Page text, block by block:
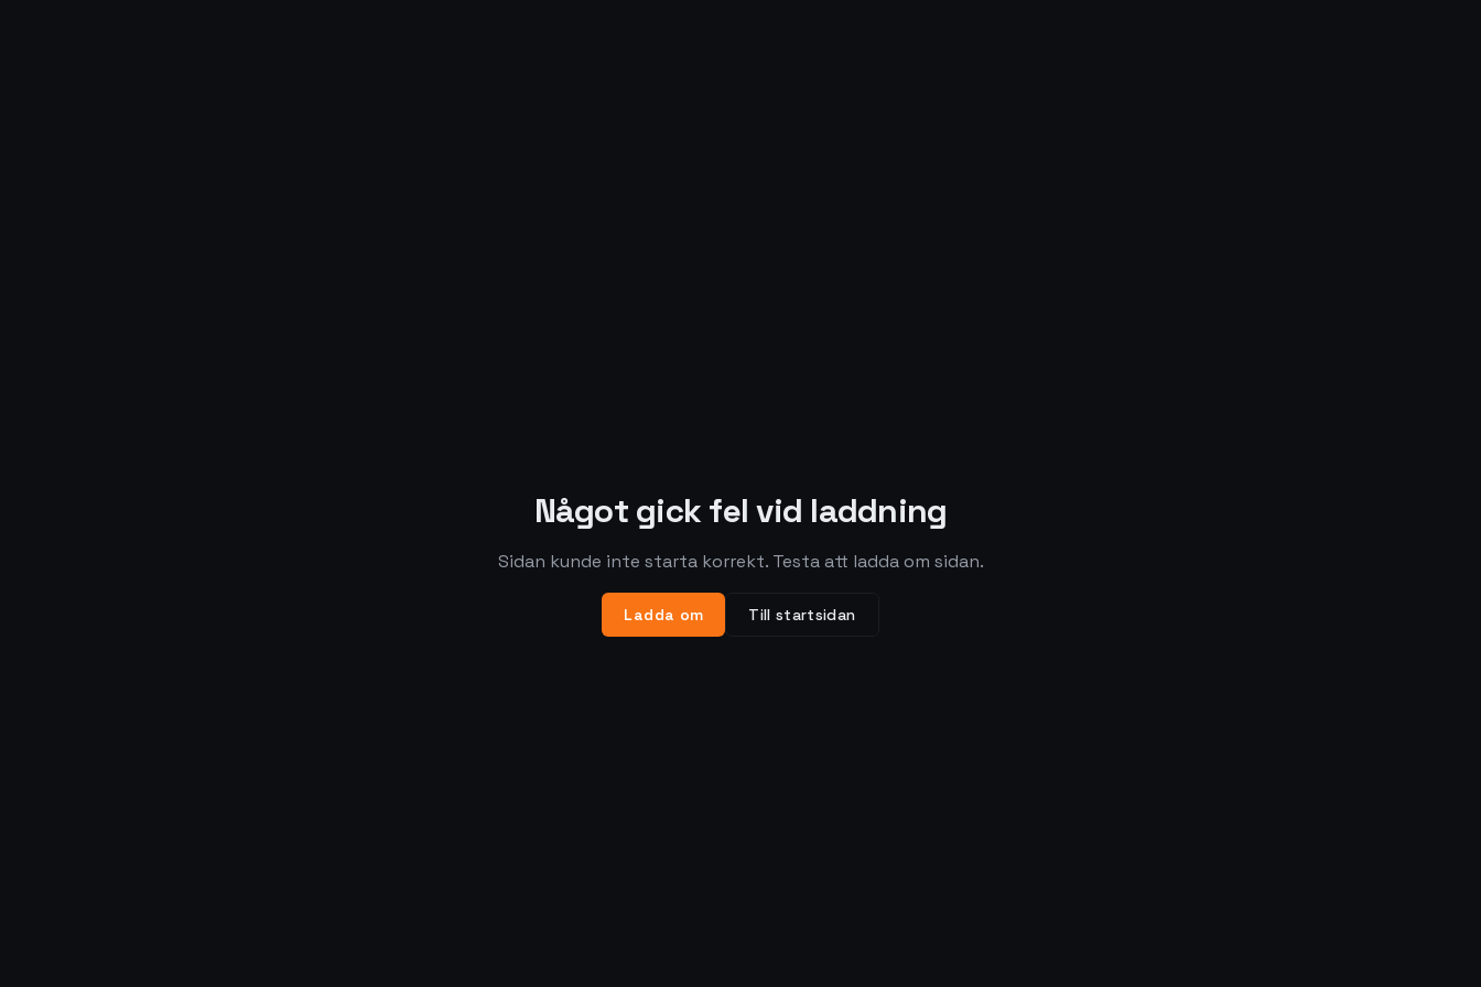
Något gick fel vid laddning
Sidan kunde inte starta korrekt. Testa att ladda om sidan.
Ladda om Till startsidan